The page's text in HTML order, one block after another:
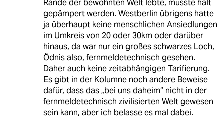
Rande der bewohnten Welt lebte, musste halt
gepämpert werden. Westberlin übrigens hatte
ja überhaupt keine menschlichen Ansiedlungen
im Umkreis von 20 oder 30km oder darüber
hinaus, da war nur ein großes schwarzes Loch,
Ödnis also, fernmeldetechnisch gesehen.
Daher auch keine zeitabhängigen Tarifierung.
Es gibt in der Kolumne noch andere Beweise
dafür, dass das „bei uns daheim“ nicht in der
fernmeldetechnisch zivilisierten Welt gewesen
sein kann, aber ich belasse es mal dabei.